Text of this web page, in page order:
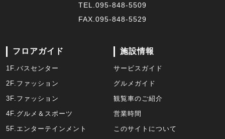
TEL. 095-848-5509
FAX.095-848-5529
フロアガイド
1F.バスセンター
2F.ファッション
3F.ファッション
4F.グルメ＆スポーツ
5F.エンターテインメント
施設情報
サービスガイド
グルメガイド
観覧車のご紹介
営業時間
このサイトについて